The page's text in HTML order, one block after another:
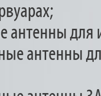
для
антенны